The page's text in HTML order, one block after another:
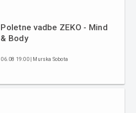
Poletne vadbe ZEKO - Mind
& Body
06.08 19:00 | Murska Sobota